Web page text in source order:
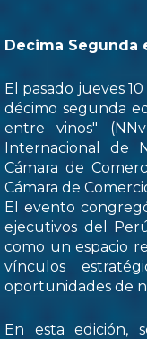
Decima Segunda
El pasado jueves
décimo segunda
entre vinos"
Internacional de
Cámara de
Cámara de
El evento
ejecutivos del
como un espacio
vínculos
oportunidades de
En esta edición,